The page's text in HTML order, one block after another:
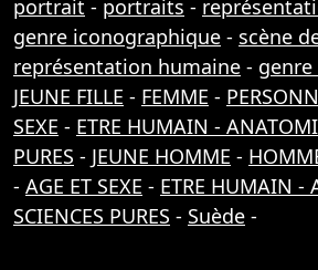
portrait - portraits -
genre iconographique - scène
représentation humaine -
JEUNE FILLE - FEMME -
SEXE - ETRE HUMAIN -
PURES - JEUNE HOMME -
- AGE ET SEXE - ETRE HUMAIN -
SCIENCES PURES - Suède -